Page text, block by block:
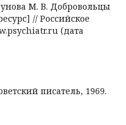
М. В. Добровольцы
// Российское
(дата
писатель, 1969.